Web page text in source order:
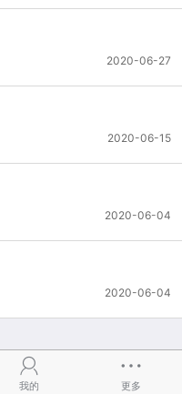
2020-06-27
2020-06-15
2020-06-04
2020-06-04
我的 更多